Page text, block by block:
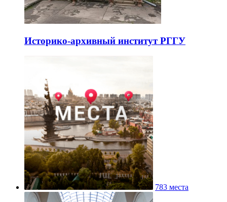
Историко-архивный институт РГГУ
783 места